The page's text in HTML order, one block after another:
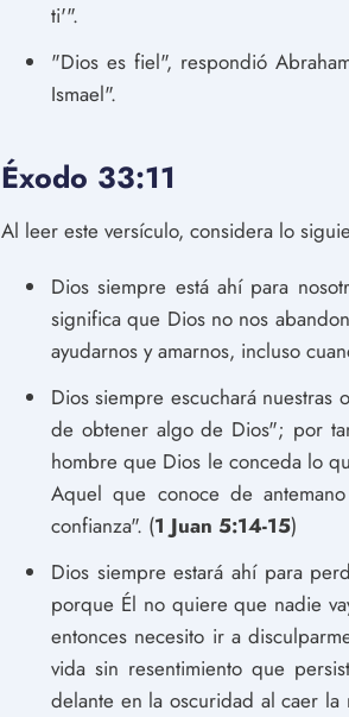
ti'".
"Dios es fiel", respondió
Ismael".
Éxodo 33:11
Al leer este versículo, considera lo
Dios siempre está ahí para
significa que Dios no nos
ayudarnos y amarnos, incluso
Dios siempre escuchará
de obtener algo de Dios"; por
hombre que Dios le conceda lo
Aquel que conoce de
confianza". (1 Juan 5:14-15)
Dios siempre estará ahí para
porque Él no quiere que nadie
entonces necesito ir a
vida sin resentimiento que
delante en la oscuridad al caer